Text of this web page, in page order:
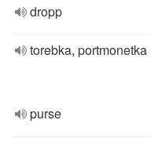
dropp
torebka, portmonetka
purse